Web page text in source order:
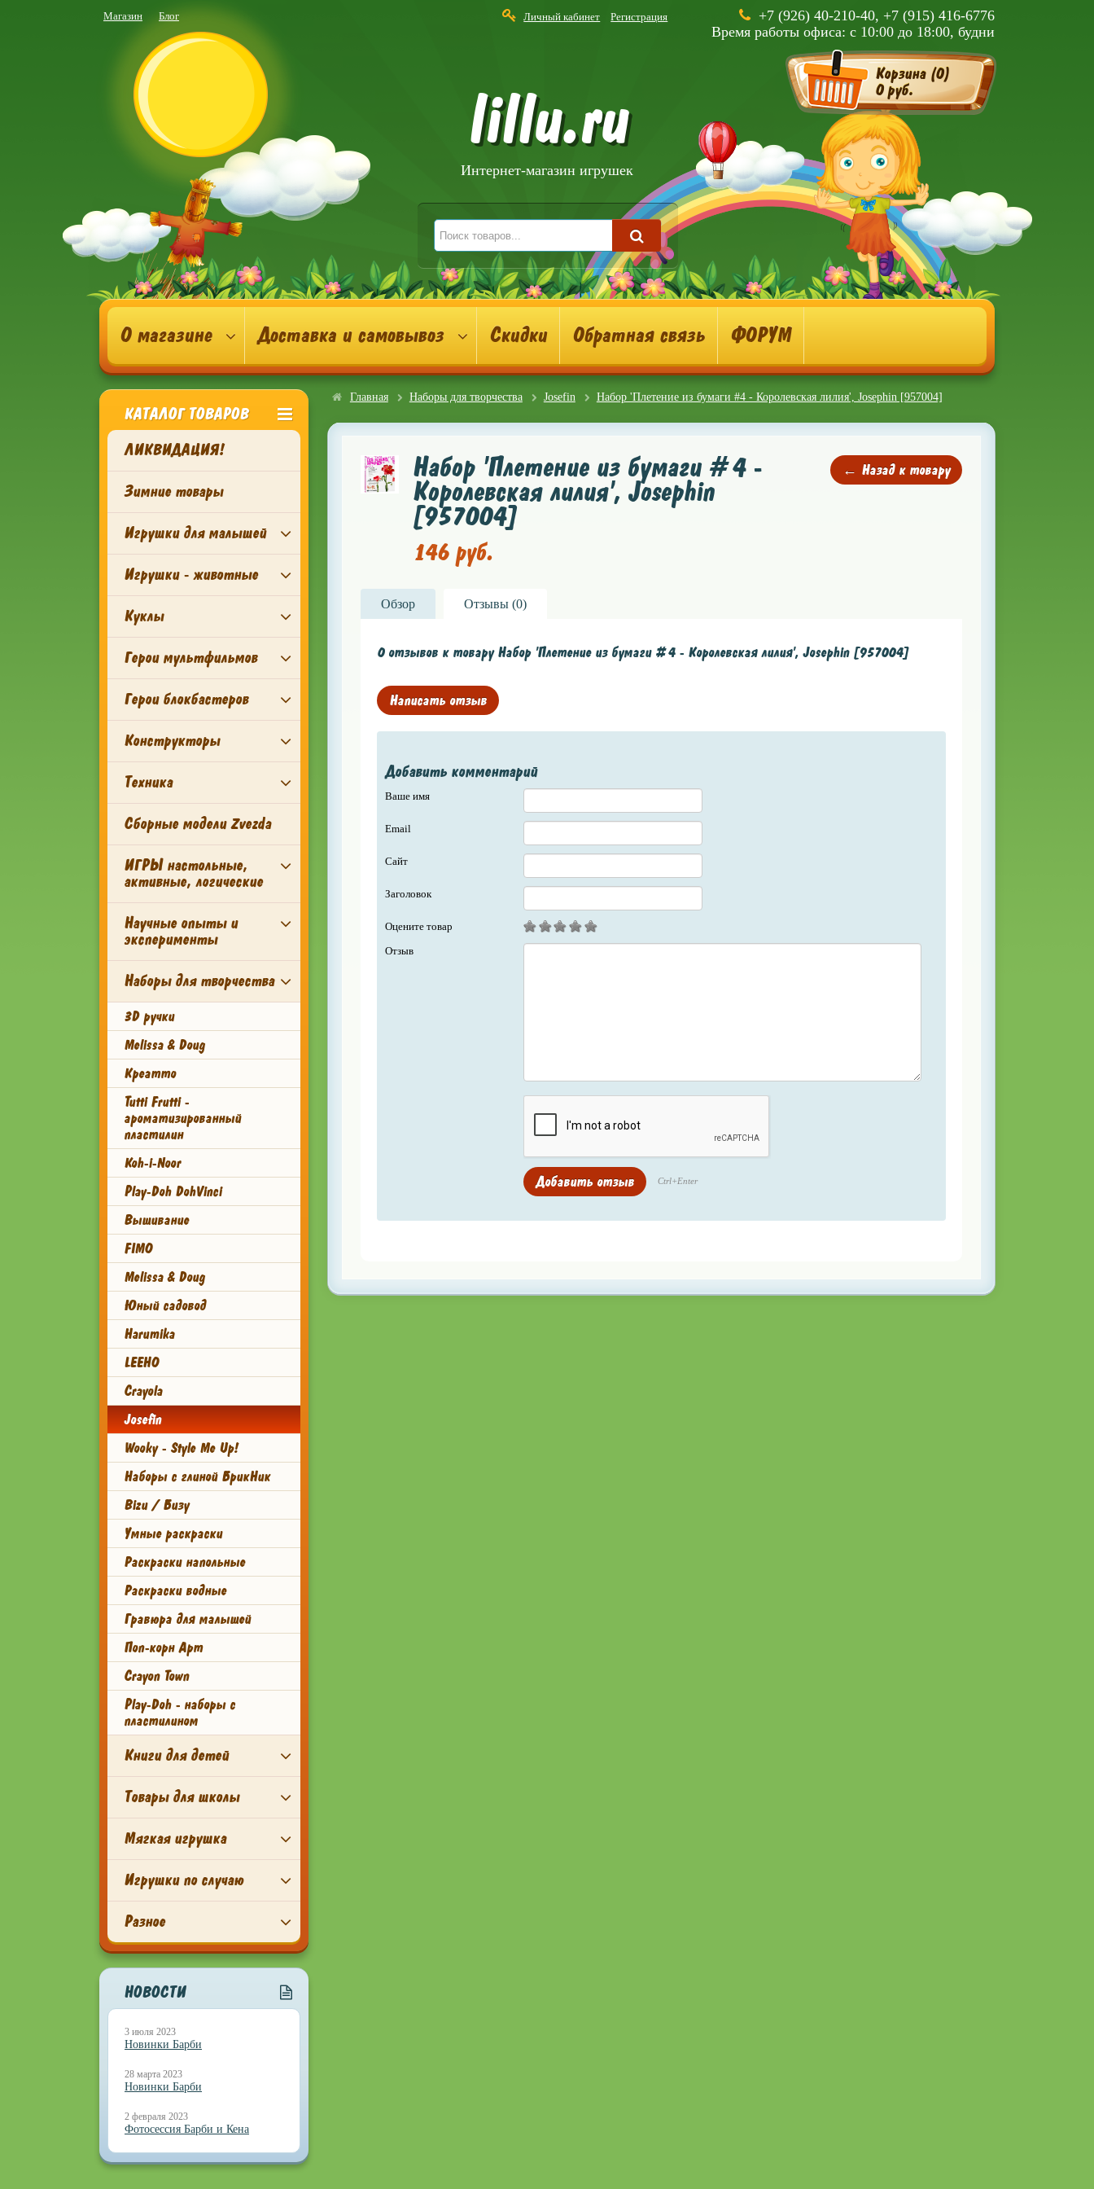
Магазин Блог Личный кабинет Регистрация
+7 (926) 40-210-40, +7 (915) 416-6776
Время работы офиса: с 10:00 до 18:00, будни
lillu.ru
Интернет-магазин игрушек
Корзина (0)
0 руб.
О магазине Доставка и самовывоз Скидки Обратная связь ФОРУМ
КАТАЛОГ ТОВАРОВ
ЛИКВИДАЦИЯ!
Зимние товары
Игрушки для малышей
Игрушки - животные
Куклы
Герои мультфильмов
Герои блокбастеров
Конструкторы
Техника
Сборные модели Zvezda
ИГРЫ настольные,
активные, логические
Научные опыты и
эксперименты
Наборы для творчества
3D ручки
Melissa & Doug
Креатто
Tutti Frutti -
ароматизированный
пластилин
Koh-i-Noor
Play-Doh DohVinci
Вышивание
FIMO
Melissa & Doug
Юный садовод
Harumika
LEEHO
Crayola
Josefin
Wooky - Style Me Up!
Наборы с глиной БрикНик
Bizu / Бизу
Умные раскраски
Раскраски напольные
Раскраски водные
Гравюра для малышей
Поп-корн Арт
Crayon Town
Play-Doh - наборы с
пластилином
Книги для детей
Товары для школы
Мягкая игрушка
Игрушки по случаю
Разное
НОВОСТИ
3 июля 2023
Новинки Барби
28 марта 2023
Новинки Барби
2 февраля 2023
Фотосессия Барби и Кена
Главная Наборы для творчества Josefin Набор 'Плетение из бумаги #4 - Королевская лилия', Josephin [957004]
Набор 'Плетение из бумаги #4 -
Королевская лилия', Josephin
[957004]
146 руб.
← Назад к товару
Обзор Отзывы (0)
0 отзывов к товару Набор 'Плетение из бумаги #4 - Королевская лилия', Josephin [957004]
Написать отзыв
Добавить комментарий
Ваше имя
Email
Сайт
Заголовок
Оцените товар
Отзыв
Ctrl+Enter